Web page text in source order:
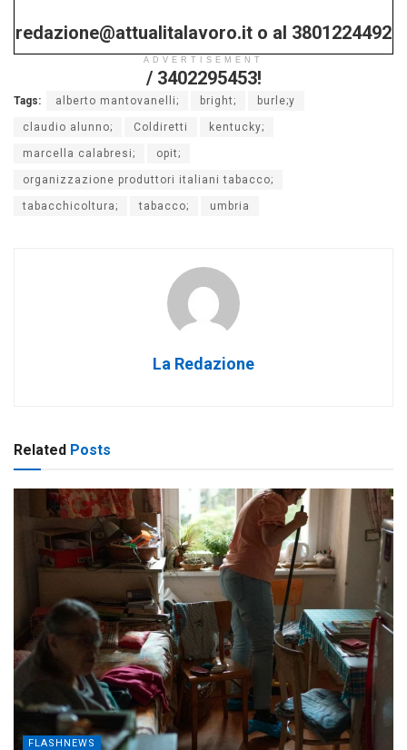
redazione@attualitalavoro.it o al 3801224492
/ 3402295453!
ADVERTISEMENT
Tags: alberto mantovanelli; bright; burle;y
claudio alunno; Coldiretti kentucky;
marcella calabresi; opit;
organizzazione produttori italiani tabacco;
tabacchicoltura; tabacco; umbria
La Redazione
Related Posts
FLASHNEWS